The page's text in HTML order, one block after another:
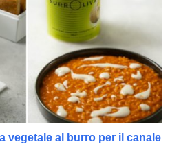
vegetale al burro per il canale